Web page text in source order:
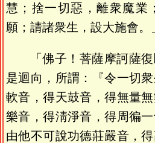
慧；捨一切惡，離衆魔業
願；請諸衆生，設大施會。
「佛子！菩薩摩訶薩
是迴向，所謂：『令一切
軟音，得天鼓音，得無量
樂音，得淸淨音，得周徧
由他不可說功德莊嚴音，